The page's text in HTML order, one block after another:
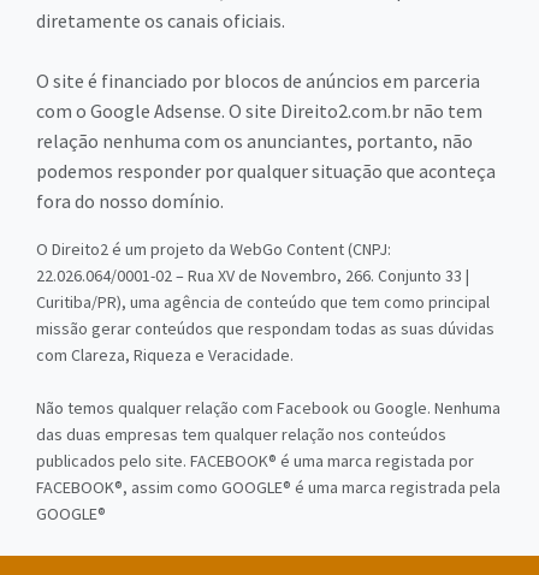
diretamente os canais oficiais.
O site é financiado por blocos de anúncios em parceria
com o Google Adsense. O site Direito2.com.br não tem
relação nenhuma com os anunciantes, portanto, não
podemos responder por qualquer situação que aconteça
fora do nosso domínio.
O Direito2 é um projeto da WebGo Content (CNPJ:
22.026.064/0001-02 – Rua XV de Novembro, 266. Conjunto 33 |
Curitiba/PR), uma agência de conteúdo que tem como principal
missão gerar conteúdos que respondam todas as suas dúvidas
com Clareza, Riqueza e Veracidade.
Não temos qualquer relação com Facebook ou Google. Nenhuma
das duas empresas tem qualquer relação nos conteúdos
publicados pelo site. FACEBOOK® é uma marca registada por
FACEBOOK®, assim como GOOGLE® é uma marca registrada pela
GOOGLE®